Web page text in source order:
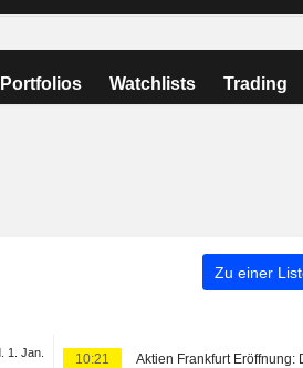
Portfolios Watchlists Trading
Zu einer
1. Jan. 10:21